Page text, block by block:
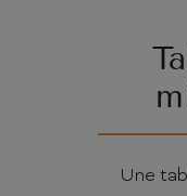
Une